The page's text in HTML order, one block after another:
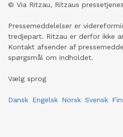
© Via Ritzau, Ritzaus
Pressemeddelelser er
tredjepart. Ritzau er derfor ikke
Kontakt afsender af
spørgsmål om indholdet.
Vælg sprog
Dansk Engelsk Norsk Svensk